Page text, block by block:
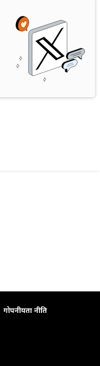
गोपनीयता नीति